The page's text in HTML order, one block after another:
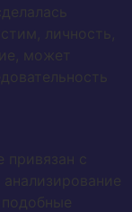
личность,
может
привязан с